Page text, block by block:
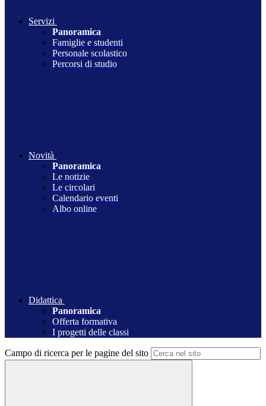
Servizi
Panoramica
Famiglie e studenti
Personale scolastico
Percorsi di studio
Novità
Panoramica
Le notizie
Le circolari
Calendario eventi
Albo online
Didattica
Panoramica
Offerta formativa
I progetti delle classi
Campo di ricerca per le pagine del sito